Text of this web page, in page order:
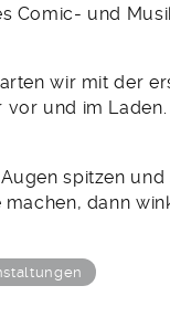
Comic- und
wir mit der
vor und im Laden.
spitzen und
dann